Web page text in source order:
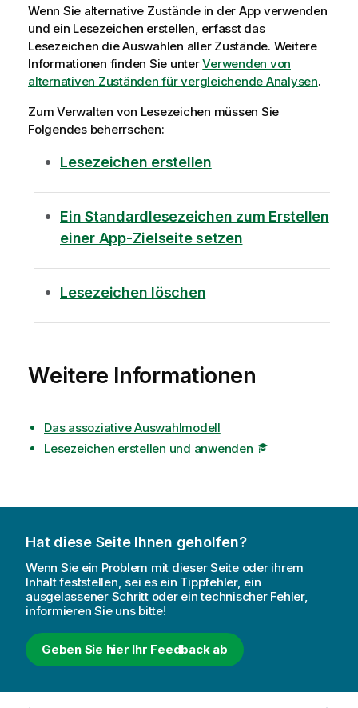
Wenn Sie alternative Zustände in der App verwenden
und ein Lesezeichen erstellen, erfasst das
Lesezeichen die Auswahlen aller Zustände. Weitere
Informationen finden Sie unterVerwenden von
alternativen Zuständen für vergleichende Analysen.
Zum Verwalten von Lesezeichen müssen Sie
Folgendes beherrschen:
Lesezeichen erstellen
Ein Standardlesezeichen zum Erstellen
einer App-Zielseite setzen
Lesezeichen löschen
Weitere Informationen
Das assoziative Auswahlmodell
Lesezeichen erstellen und anwenden
Hat diese Seite Ihnen geholfen?
Wenn Sie ein Problem mit dieser Seite oder ihrem
Inhalt feststellen, sei es ein Tippfehler, ein
ausgelassener Schritt oder ein technischer Fehler,
informieren Sie uns bitte!
Geben Sie hier Ihr Feedback ab